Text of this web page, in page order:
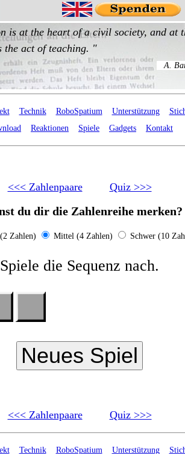
Technik RoboSpatium Unterstützung
Reaktionen Spiele Gadgets Kontakt
<<< Zahlenpaare Quiz >>>
du dir die Zahlenreihe merken?
Zahlen) Mittel (4 Zahlen) Schwer (10
Spiele die Sequenz nach.
<<< Zahlenpaare Quiz >>>
Technik RoboSpatium Unterstützung